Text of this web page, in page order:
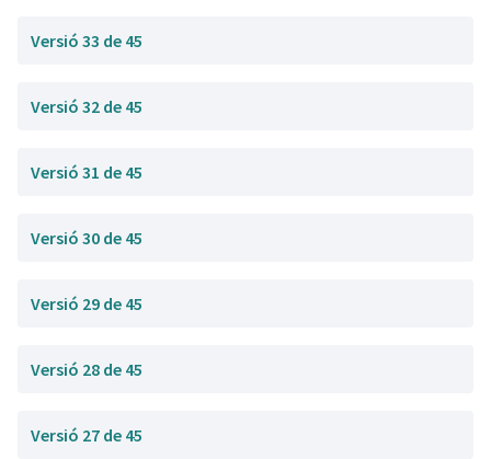
Versió 33 de 45
Versió 32 de 45
Versió 31 de 45
Versió 30 de 45
Versió 29 de 45
Versió 28 de 45
Versió 27 de 45